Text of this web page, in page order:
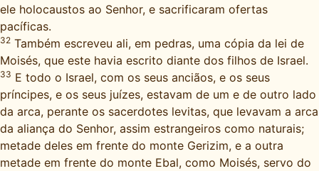
ele holocaustos ao Senhor, e sacrificaram ofertas
pacíficas.
32 Também escreveu ali, em pedras, uma cópia da lei de
Moisés, que este havia escrito diante dos filhos de Israel.
33 E todo o Israel, com os seus anciãos, e os seus
príncipes, e os seus juízes, estavam de um e de outro lado
da arca, perante os sacerdotes levitas, que levavam a arca
da aliança do Senhor, assim estrangeiros como naturais;
metade deles em frente do monte Gerizim, e a outra
metade em frente do monte Ebal, como Moisés, servo do